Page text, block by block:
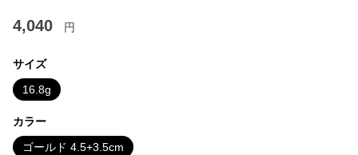
4,040 円
サイズ
16.8g
カラー
ゴールド 4.5+3.5cm